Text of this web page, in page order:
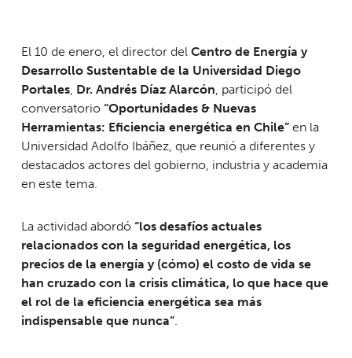
El 10 de enero, el director del Centro de Energía y
Desarrollo Sustentable de la Universidad Diego
Portales, Dr. Andrés Díaz Alarcón , participó del
conversatorio “Oportunidades & Nuevas
Herramientas: Eficiencia energética en Chile”en la
Universidad Adolfo Ibáñez, que reunió a diferentes y
destacados actores del gobierno, industria y academia
en este tema.
La actividad abordó “los desafíos actuales
relacionados con la seguridad energética, los
precios de la energía y (cómo) el costo de vida se
han cruzado con la crisis climática, lo que hace que
el rol de la eficiencia energética sea más
indispensable que nunca”.